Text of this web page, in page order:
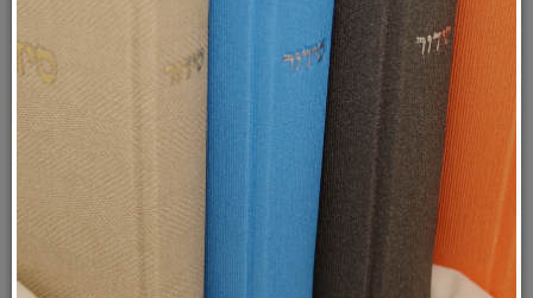
טלית צמר תשבץ פרימיום - דגם
"הדר" בצבע כסוף מידה 70